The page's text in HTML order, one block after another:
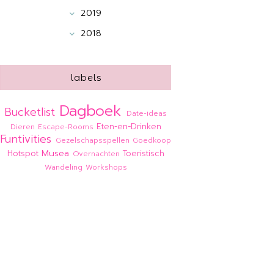
2019
2018
labels
Bucketlist Dagboek Date-ideas
Dieren Escape-Rooms Eten-en-Drinken
Funtivities Gezelschapsspellen Goedkoop
Hotspot Musea Overnachten Toeristisch
Wandeling Workshops